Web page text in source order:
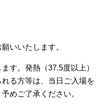
いいたします。
す。発熱（37.5度以上）
る方等は、当日ご入場を
めご了承ください。